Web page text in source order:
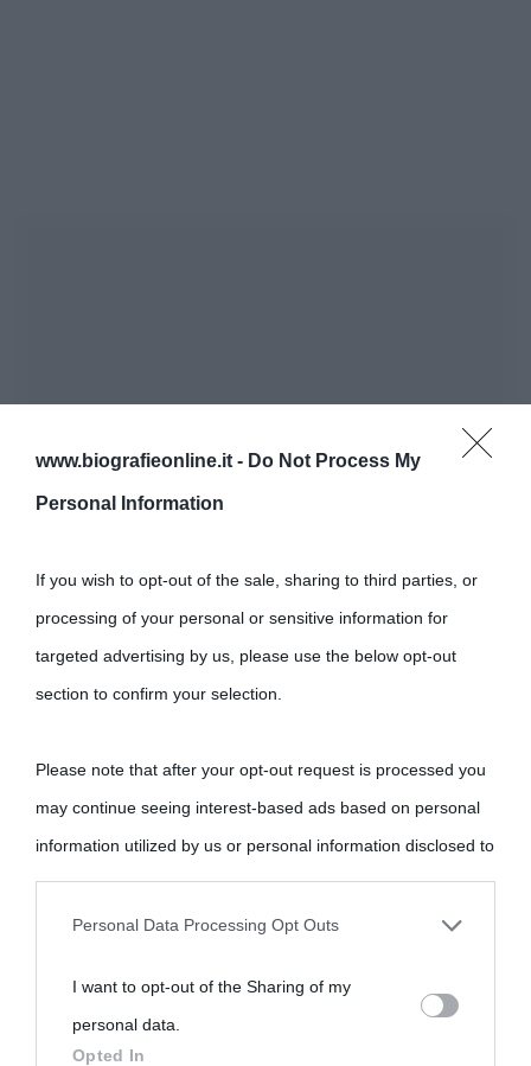
www.biografieonline.it - Do Not Process My
Personal Information
If you wish to opt-out of the sale, sharing to third parties, or
processing of your personal or sensitive information for
targeted advertising by us, please use the below opt-out
section to confirm your selection.
Please note that after your opt-out request is processed you
may continue seeing interest-based ads based on personal
information utilized by us or personal information disclosed to
third parties prior to your opt-out.
personal information by third parties on the IAB’s list of
downstream participants.
Personal Data Processing Opt Outs
I want to opt-out of the Sharing of my
personal data.
Opted In